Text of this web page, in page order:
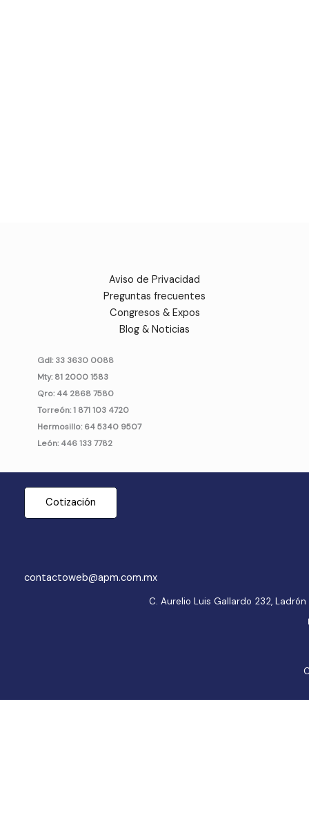
Aviso de Privacidad
Preguntas frecuentes
Congresos & Expos
Blog & Noticias
Gdl: 33 3630 0088
Mty: 81 2000 1583
Qro: 44 2868 7580
Torreón: 1 871 103 4720
Hermosillo: 64 5340 9507
León: 446 133 7782
Cotización
contactoweb@apm.com.mx
C. Aurelio Luis Gallardo 232,